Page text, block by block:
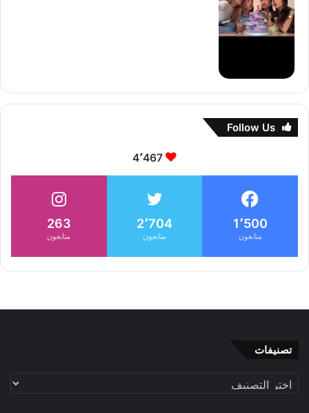
Follow Us
4٬467
1٬500
متابعون
2٬704
متابعون
263
متابعون
تصنيفات
تصنيفات